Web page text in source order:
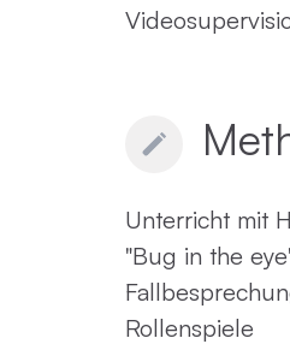
Unterricht mit
"Bug in the
Rollenspiele